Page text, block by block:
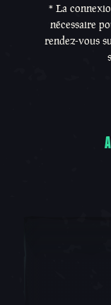
* La
nécessaire
rendez-vous